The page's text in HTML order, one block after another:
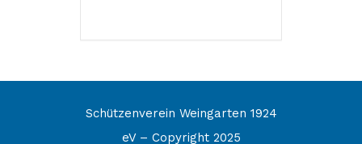
Schützenverein Weingarten 1924
eV – Copyright 2025